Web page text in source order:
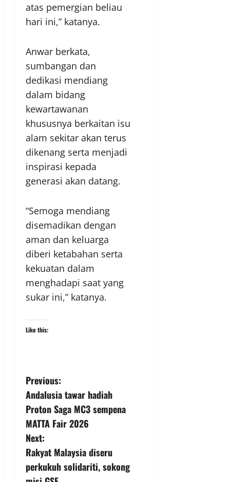
atas pemergian beliau
hari ini,” katanya.
Anwar berkata,
sumbangan dan
dedikasi mendiang
dalam bidang
kewartawanan
khususnya berkaitan isu
alam sekitar akan terus
dikenang serta menjadi
inspirasi kepada
generasi akan datang.
“Semoga mendiang
disemadikan dengan
aman dan keluarga
diberi ketabahan serta
kekuatan dalam
menghadapi saat yang
sukar ini,” katanya.
Like this:
Previous:
Andalusia tawar hadiah
Proton Saga MC3 sempena
MATTA Fair 2026
Next:
Rakyat Malaysia diseru
perkukuh solidariti, sokong